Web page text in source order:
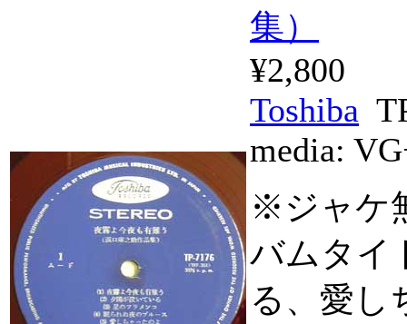
集）
¥2,800
Toshiba
media:
※ジャケ
バムタイ
る、愛し